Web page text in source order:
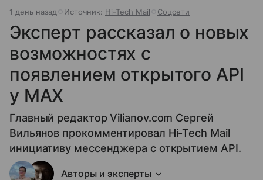
1 день назад Источник: Hi-Tech Mail Соцсети
Эксперт рассказал о новых
возможностях с
появлением открытого API
у МАХ
Главный редактор Vilianov.com Сергей
Вильянов прокомментировал Hi-Tech Mail
инициативу мессенджера с открытием API.
Авторы и эксперты